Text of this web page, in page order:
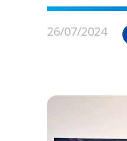
26/07/2024